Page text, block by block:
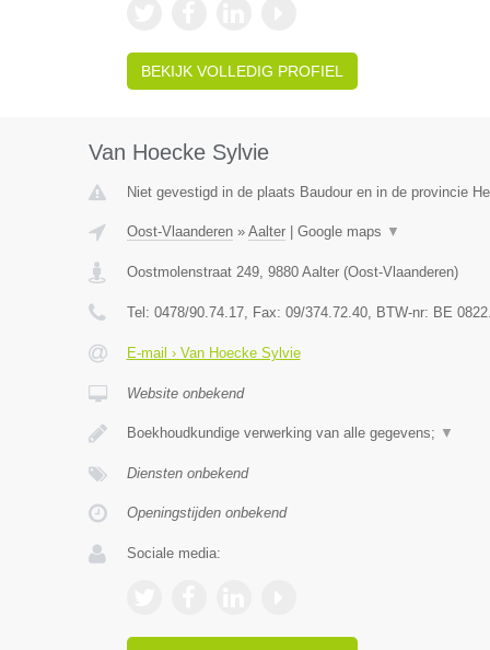
BEKIJK VOLLEDIG PROFIEL
Van Hoecke Sylvie
Niet gevestigd in de plaats Baudour en in de provincie
Oost-Vlaanderen» Aalter| Google maps ▼
Oostmolenstraat 249, 9880 Aalter(Oost-Vlaanderen)
Tel: 0478/90.74.17, Fax: 09/374.72.40, BTW-nr: BE
E-mail › Van Hoecke Sylvie
Website onbekend
Boekhoudkundige verwerking van alle gegevens; ▼
Diensten onbekend
Openingstijden onbekend
Sociale media: